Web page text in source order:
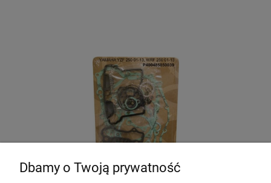
Dbamy o Twoją prywatność